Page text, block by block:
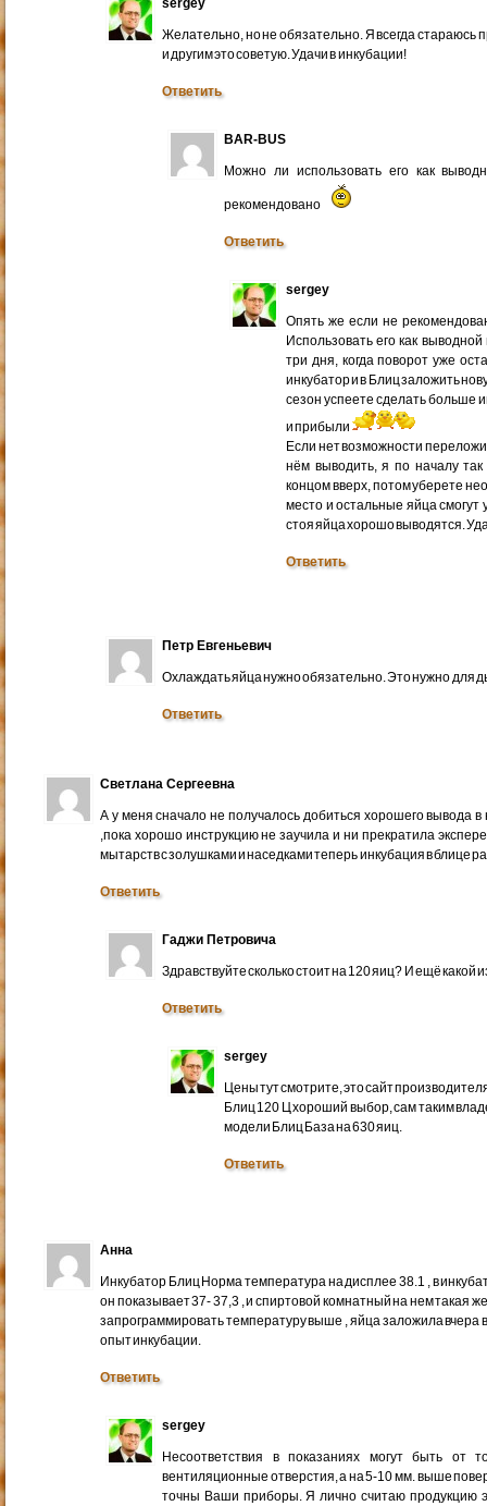
sergey
Желательно, но не обязательно. Я всегда стараюсь
и другим это советую. Удачи в инкубации!
Ответить
BAR-BUS
Можно ли использовать его как
рекомендовано
Ответить
sergey
Опять же если не
Использовать его как
три дня, когда поворот уже
инкубатор и в Блиц заложить
сезон успеете сделать больше
и прибыли
Если нет возможности
нём выводить, я по началу
концом вверх, потом уберете
место и остальные яйца смогут
стоя яйца хорошо выводятся.
Ответить
Петр Евгеньевич
Охлаждать яйца нужно обязательно. Это нужно для
Ответить
Светлана Сергеевна
А у меня сначало не получалось добиться хорошего вывода
,пока хорошо инструкцию не заучила и ни прекратила
мытарств с золушками и наседками теперь инкубация в блице
Ответить
Гаджи Петровича
Здравствуйте сколько стоит на 120 яиц? И ещё какой
Ответить
sergey
Цены тут смотрите, это сайт
Блиц 120 Ц хороший выбор, сам таким
модели Блиц База на 630 яиц.
Ответить
Анна
Инкубатор Блиц Норма температура на дисплее 38.1 , в
он показывает 37- 37,3 , и спиртовой комнатный на нем такая
запрограммировать температуру выше , яйца заложила вчера
опыт инкубации.
Ответить
sergey
Несоответствия в показаниях могут быть от
вентиляционные отверстия, а на 5-10 мм. выше
точны Ваши приборы. Я лично считаю продукцию